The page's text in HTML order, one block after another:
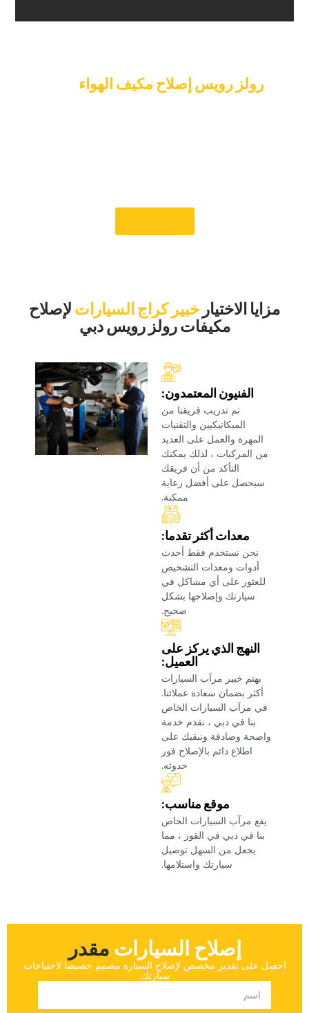
‏رولز رويس إصلاح مكيف الهواء‏
‏مزايا الاختيار‏ خبير كراج السيارات ‏لإصلاح
مكيفات رولز رويس دبي‏
‏الفنيون المعتمدون:‏
‏تم تدريب فريقنا من
الميكانيكيين والتقنيات
المهرة والعمل على العديد
من المركبات ، لذلك يمكنك
التأكد من أن فريقك
سيحصل على أفضل رعاية
ممكنة.‏
‏معدات أكثر تقدما:‏
‏نحن نستخدم فقط أحدث
أدوات ومعدات التشخيص
للعثور على أي مشاكل في
سيارتك وإصلاحها بشكل
صحيح.‏
‏النهج الذي يركز على
العميل:‏
‏يهتم خبير مرآب السيارات
أكثر بضمان سعادة عملائنا.
في مرآب السيارات الخاص
بنا في دبي ، نقدم خدمة
واضحة وصادقة ونبقيك على
اطلاع دائم بالإصلاح فور
حدوثه.‏
‏موقع مناسب:‏
‏يقع مرآب السيارات الخاص
بنا في دبي في القوز ، مما
يجعل من السهل توصيل
سيارتك واستلامها.‏
إصلاح السيارات ‏مقدر‏
‏احصل على تقدير مخصص لإصلاح السيارة مصمم خصيصا لاحتياجات
سيارتك.‏